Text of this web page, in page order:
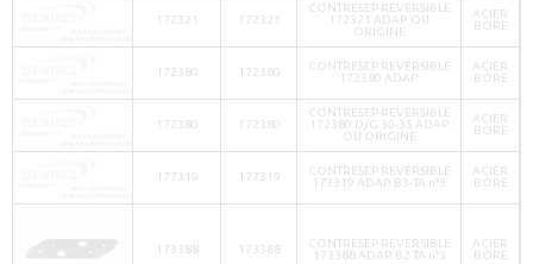
172321 172321
CONTRESEP REVERSIBLE
172321 ADAP. OU
ORIGINE
ACIER
BORE
172380 172380
CONTRESEP REVERSIBLE
172380 ADAP.
ACIER
BORE
172380 172380
CONTRESEP REVERSIBLE
172380 D/G 30-35 ADAP.
OU ORIGINE
ACIER
BORE
177319 177319
CONTRESEP REVERSIBLE
173319 ADAP. B3-TA n°3
ACIER
BORE
173388 173388
CONTRESEP REVERSIBLE
173388 ADAP. B2 TA n°3
ACIER
BORE